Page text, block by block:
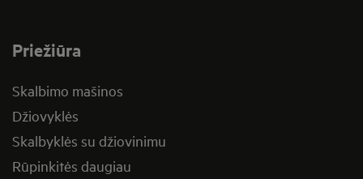
Priežiūra
Skalbimo mašinos
Džiovyklės
Skalbyklės su džiovinimu
Rūpinkitės daugiau